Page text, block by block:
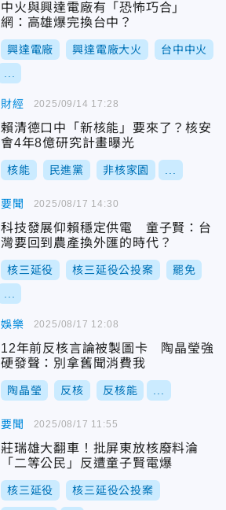
中火與興達電廠有「恐怖巧合」
網：高雄爆完換台中？
興達電廠 興達電廠大火 台中中火
財經
賴清德口中「新核能」要來了？核安
會4年8億研究計畫曝光
核能 民進黨 非核家園
2025/09/14 17:28
要聞
科技發展仰賴穩定供電 童子賢：台
灣要回到農產換外匯的時代？
核三延役 核三延役公投案 罷免
2025/08/17 14:30
娛樂
12年前反核言論被製圖卡 陶晶瑩強
硬發聲：別拿舊聞消費我
陶晶瑩 反核 反核能
2025/08/17 12:08
要聞
莊瑞雄大翻車！批屏東放核廢料淪
「二等公民」反遭童子賢電爆
核三延役 核三延役公投案
2025/08/17 11:55